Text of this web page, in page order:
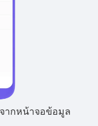
ากหน้าจอข้อมูล